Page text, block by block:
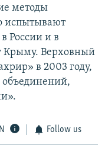
методы
испытывают
России и в
Крыму. Верховный
в 2003 году,
объединений,
Follow us